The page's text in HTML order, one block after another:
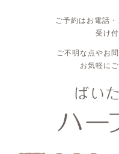
ご予約はお電話
受け
ご不明な点やお
お気軽に